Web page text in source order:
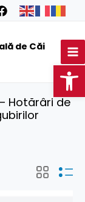
de Căi
– Hotărâri de